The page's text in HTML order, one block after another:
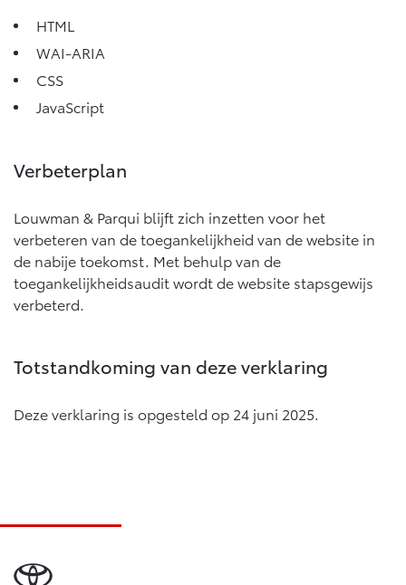
HTML
WAI-ARIA
CSS
JavaScript
Verbeterplan
Louwman & Parqui blijft zich inzetten voor het
verbeteren van de toegankelijkheid van de website in
de nabije toekomst. Met behulp van de
toegankelijkheidsaudit wordt de website stapsgewijs
verbeterd.
Totstandkoming van deze verklaring
Deze verklaring is opgesteld op 24 juni 2025.